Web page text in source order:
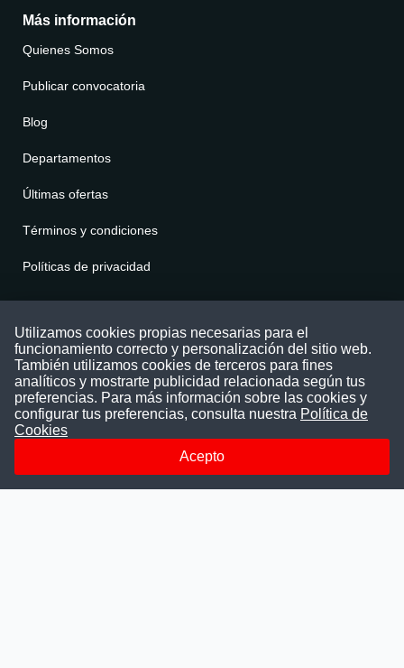
Más información
Quienes Somos
Publicar convocatoria
Blog
Departamentos
Últimas ofertas
Términos y condiciones
Políticas de privacidad
Puede comunicarse con nosotros a través
nuestras redes sociales o del correo:
contacto@convocatoriasdetrabajo.com
Siguenos en:
Utilizamos cookies propias necesarias para el
funcionamiento correcto y personalización del sitio web.
También utilizamos cookies de terceros para fines
analíticos y mostrarte publicidad relacionada según tus
preferencias. Para más información sobre las cookies y
configurar tus preferencias, consulta nuestra Política de
Cookies
Acepto